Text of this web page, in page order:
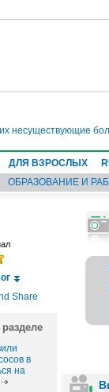
болезни●
ДЛЯ ВЗРОСЛЫХ
ОБРАЗОВАНИЕ И
в
на